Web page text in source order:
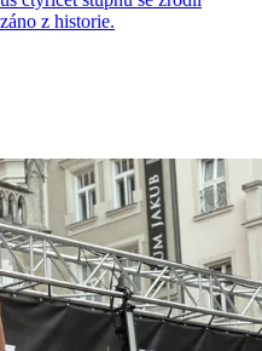
z historie.